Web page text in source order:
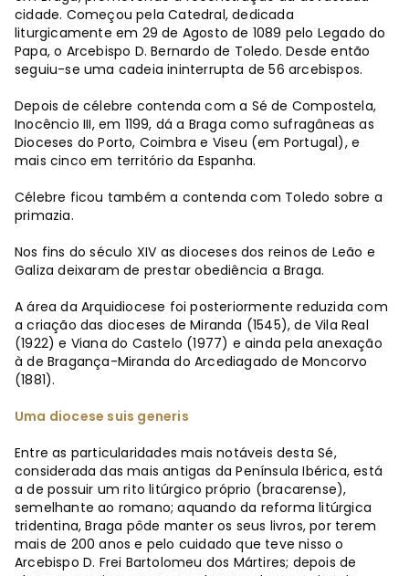
cidade. Começou pela Catedral, dedicada
liturgicamente em 29 de Agosto de 1089 pelo Legado do
Papa, o Arcebispo D. Bernardo de Toledo. Desde então
seguiu-se uma cadeia ininterrupta de 56 arcebispos.
Depois de célebre contenda com a Sé de Compostela,
Inocêncio III, em 1199, dá a Braga como sufragâneas as
Dioceses do Porto, Coimbra e Viseu (em Portugal), e
mais cinco em território da Espanha.
Célebre ficou também a contenda com Toledo sobre a
primazia.
Nos fins do século XIV as dioceses dos reinos de Leão e
Galiza deixaram de prestar obediência a Braga.
A área da Arquidiocese foi posteriormente reduzida com
a criação das dioceses de Miranda (1545), de Vila Real
(1922) e Viana do Castelo (1977) e ainda pela anexação
à de Bragança-Miranda do Arcediagado de Moncorvo
(1881).
Uma diocese suis generis
Entre as particularidades mais notáveis desta Sé,
considerada das mais antigas da Península Ibérica, está
a de possuir um rito litúrgico próprio (bracarense),
semelhante ao romano; aquando da reforma litúrgica
tridentina, Braga pôde manter os seus livros, por terem
mais de 200 anos e pelo cuidado que teve nisso o
Arcebispo D. Frei Bartolomeu dos Mártires; depois de